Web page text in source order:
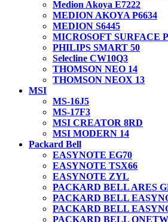
Medion Akoya E7222
MEDION AKOYA P6634
MEDION S6445
MICROSOFT SURFACE
PHILIPS SMART 50
Selecline CW10Q3
THOMSON NEO 14
THOMSON NEOX 13
MSI
MS-16J5
MS-17F3
MSI CREATOR 8RD
MSI MODERN 14
Packard Bell
EASYNOTE EG70
EASYNOTE TSX66
EASYNOTE ZYL
PACKARD BELL ARES
PACKARD BELL
PACKARD BELL
PACKARD BELL